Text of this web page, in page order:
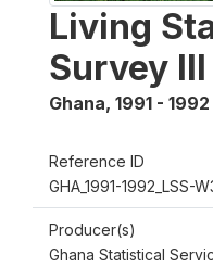
Living
Survey III
Ghana, 1991 - 1992
Reference ID
GHA_1991-1992_LSS-
Producer(s)
Ghana Statistical